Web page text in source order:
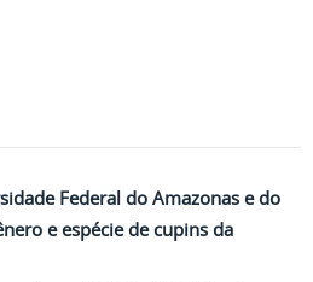
Federal do Amazonas e do
e espécie de cupins da